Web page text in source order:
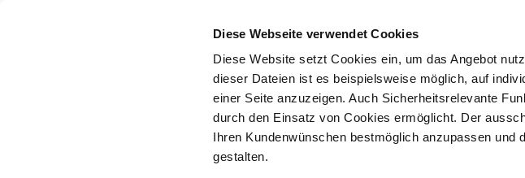
Diese Webseite verwendet Cookies
Diese Website setzt Cookies ein, um das Angebot
dieser Dateien ist es beispielsweise möglich, auf
einer Seite anzuzeigen. Auch Sicherheitsrelevante
durch den Einsatz von Cookies ermöglicht. Der
Ihren Kundenwünschen bestmöglich anzupassen
gestalten.
Vorteile